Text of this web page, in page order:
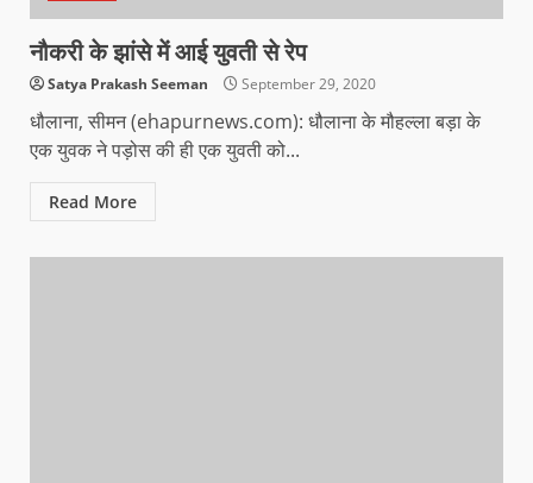
नौकरी के झांसे में आई युवती से रेप
Satya Prakash Seeman September 29, 2020
धौलाना, सीमन (ehapurnews.com): धौलाना के मौहल्ला बड़ा के
एक युवक ने पड़ोस की ही एक युवती को...
Read More